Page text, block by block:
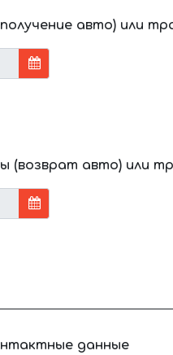
авто) или
(возврат авто) или
данные